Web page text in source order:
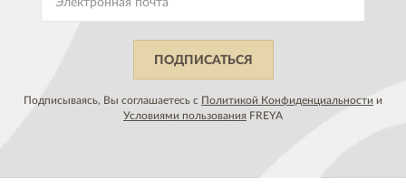
ПОДПИСАТЬСЯ
Подписываясь, Вы соглашаетесь с Политикой Конфиденциальности и
Условиями пользования FREYA